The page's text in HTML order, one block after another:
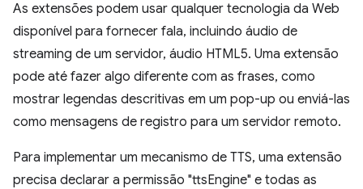
As extensões podem usar qualquer tecnologia da Web
disponível para fornecer fala, incluindo áudio de
streaming de um servidor, áudio HTML5. Uma extensão
pode até fazer algo diferente com as frases, como
mostrar legendas descritivas em um pop-up ou enviá-las
como mensagens de registro para um servidor remoto.
Para implementar um mecanismo de TTS, uma extensão
precisa declarar a permissão "ttsEngine" e todas as